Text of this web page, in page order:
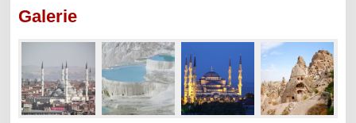
Galerie